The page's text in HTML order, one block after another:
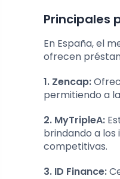
Principales
En España, el
ofrecen
1. Zencap:
permitiendo a
2. MyTripleA:
brindando a
competitivas.
3. ID Finance: